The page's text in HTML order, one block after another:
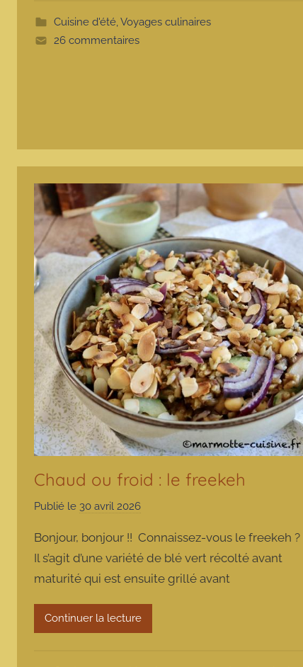
t
e
Cuisine d'été,Voyages culinaires
26 commentaires
Chaud ou froid : le freekeh
Publié le 30 avril 2026
r
m
a
m
o
Bonjour, bonjour !! Connaissez-vous le freekeh ?
Il s’agit d’une variété de blé vert récolté avant
maturité qui est ensuite grillé avant
Continuer la lecture